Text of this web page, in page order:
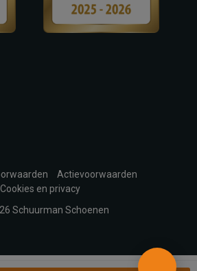
Actievoorwaarden
Cookies en privacy
Schuurman Schoenen